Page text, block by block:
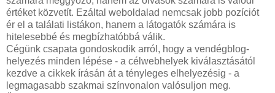
értéket közvetít. Ezáltal weboldalad nemcsak jobb pozíciót
ér el a találati listákon, hanem a látogatók számára is
hitelesebbé és megbízhatóbbá válik.
Cégünk csapata gondoskodik arról, hogy a vendégblog-
helyezés minden lépése - a célwebhelyek kiválasztásától
kezdve a cikkek írásán át a tényleges elhelyezésig - a
legmagasabb szakmai színvonalon valósuljon meg.